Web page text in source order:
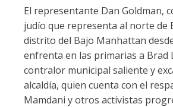
El representante Dan Goldman,
judío que representa al norte de
distrito del Bajo Manhattan
enfrenta en las primarias a Brad
contralor municipal saliente y
alcaldía, quien cuenta con el
Mamdani y otros activistas